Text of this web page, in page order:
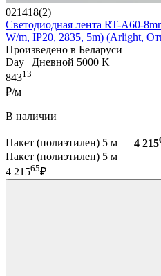
021418(2)
Светодиодная лента RT-A60-
W/m, IP20, 2835, 5m) (Arlight,
Произведено в Беларуси
Day | Дневной 5000 K
84313
₽/м
В наличии
Пакет (полиэтилен) 5 м — 4 215
Пакет (полиэтилен) 5 м
4 21565₽